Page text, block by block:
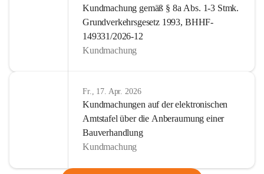
Kundmachung gemäß § 8a Abs. 1-3 Stmk.
Grundverkehrsgesetz 1993, BHHF-
149331/2026-12
Kundmachung
Fr., 17. Apr. 2026
Kundmachungen auf der elektronischen
Amtstafel über die Anberaumung einer
Bauverhandlung
Kundmachung